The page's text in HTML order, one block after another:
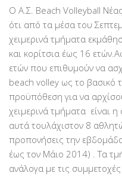
Ο Α.Σ. Beach Volleyball
ότι από τα μέσα του
χειμερινά τμήματα
και κορίτσια έως 16
ετών που επιθυμούν να
beach volley ως το βασικό
προϋπόθεση για να
χειμερινά τμήματα είναι
αυτά τουλάχιστον 8
προπονήσεις την
έως τον Μάιο 2014) . Τα
ανάλογα με τις